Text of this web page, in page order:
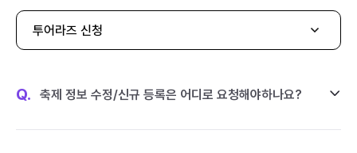
투어라즈 신청
Q. 축제 정보 수정/신규 등록은 어디로 요청해야하나요?